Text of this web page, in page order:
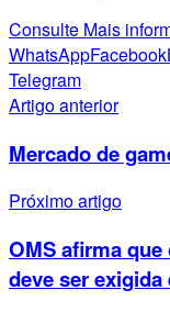
Consulte Mais
WhatsAppFacebook
Telegram
Artigo anterior
Mercado de
Próximo artigo
OMS afirma
deve ser